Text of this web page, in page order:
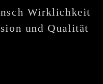
Wirklichkeit
und Qualität